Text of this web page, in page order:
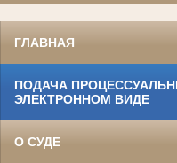
ГЛАВНАЯ
ПОДАЧА
ЭЛЕКТРОННОМ ВИДЕ
О СУДЕ